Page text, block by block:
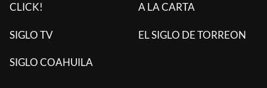
CLICK!
A LA CARTA
SIGLO TV EL SIGLO DE TORREON
SIGLO COAHUILA